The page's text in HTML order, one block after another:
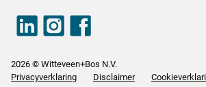
LinkedInfooter.instagram
2026 © Witteveen+Bos N.V.
Privacyverklaring
Disclaimer